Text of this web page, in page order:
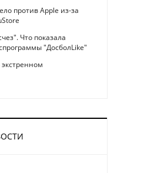
против Apple из-за
Что показала
"ДосболLike"